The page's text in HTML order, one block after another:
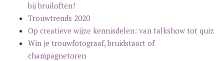
bij bruiloften!
Trouwtrends 2020
Op creatieve wijze kennisdelen: van talkshow tot quiz
Win je trouwfotograaf, bruidstaart of
champagnetoren